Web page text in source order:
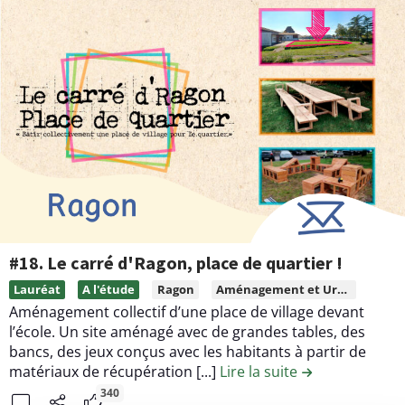
n
#
1
A
m
p
h
é
â
t
r
e
d
o
n
e
n
u
o
n
t
r
i
b
#18. Le carré d'Ragon, place de quartier !
L
i
r
e
l
e
Lauréat A l'étude Ragon Aménagement et Urbanisme
Aménagement collectif d’une place de village devant
l’école. Un site aménagé avec de grandes tables, des
bancs, des jeux conçus avec les habitants à partir de
matériaux de récupération [...] Lire la suite de la
340